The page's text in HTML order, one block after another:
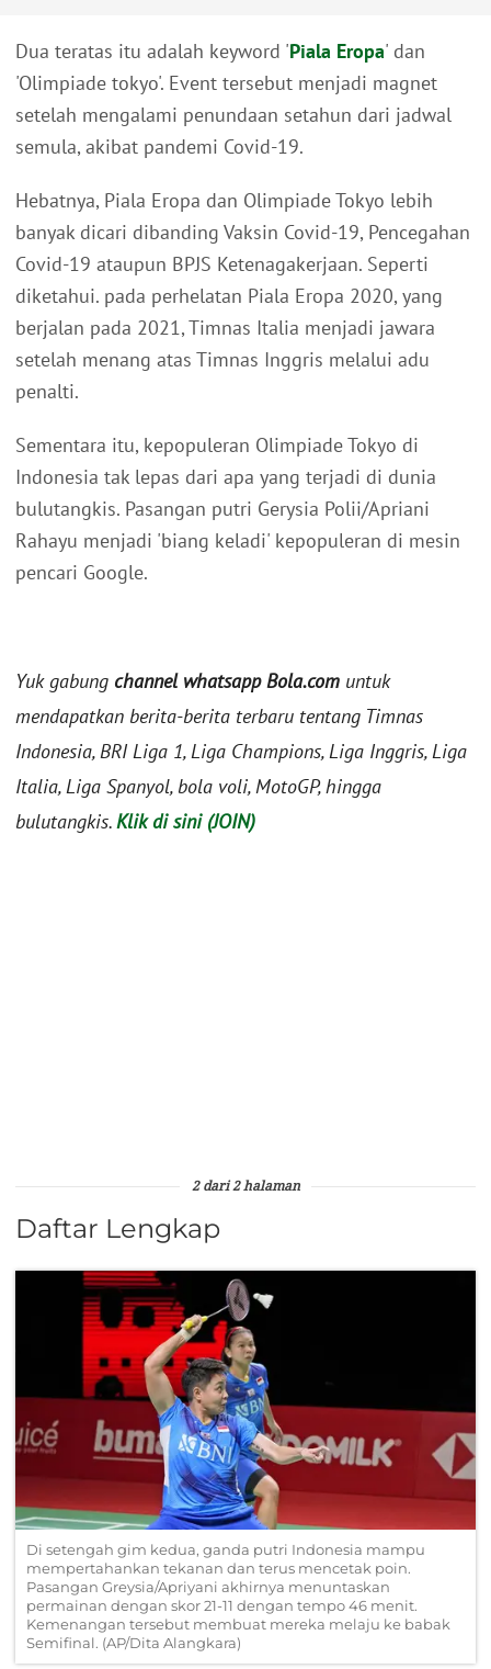
Dua teratas itu adalah keyword 'Piala Eropa' dan
'Olimpiade tokyo'. Event tersebut menjadi magnet
setelah mengalami penundaan setahun dari jadwal
semula, akibat pandemi Covid-19.
Hebatnya, Piala Eropa dan Olimpiade Tokyo lebih
banyak dicari dibanding Vaksin Covid-19, Pencegahan
Covid-19 ataupun BPJS Ketenagakerjaan. Seperti
diketahui. pada perhelatan Piala Eropa 2020, yang
berjalan pada 2021, Timnas Italia menjadi jawara
setelah menang atas Timnas Inggris melalui adu
penalti.
Sementara itu, kepopuleran Olimpiade Tokyo di
Indonesia tak lepas dari apa yang terjadi di dunia
bulutangkis. Pasangan putri Gerysia Polii/Apriani
Rahayu menjadi 'biang keladi' kepopuleran di mesin
pencari Google.
Yuk gabung channel whatsapp Bola.com untuk
mendapatkan berita-berita terbaru tentang Timnas
Indonesia, BRI Liga 1, Liga Champions, Liga Inggris, Liga
Italia, Liga Spanyol, bola voli, MotoGP, hingga
bulutangkis.Klik di sini (JOIN)
2 dari 2 halaman
Daftar Lengkap
Di setengah gim kedua, ganda putri Indonesia mampu
mempertahankan tekanan dan terus mencetak poin.
Pasangan Greysia/Apriyani akhirnya menuntaskan
permainan dengan skor 21-11 dengan tempo 46 menit.
Kemenangan tersebut membuat mereka melaju ke babak
Semifinal. (AP/Dita Alangkara)